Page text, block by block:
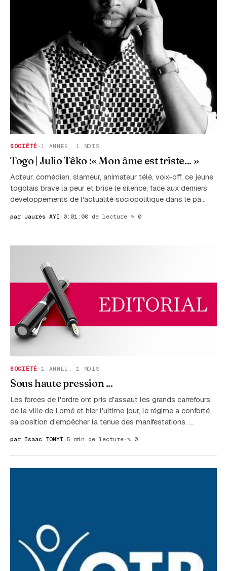
SOCIÉTÉ ·1 ANNÉE, 1 MOIS
Togo | Julio Têko :« Mon âme est triste... »
Acteur, comédien, slameur, animateur télé, voix-off, ce jeune
togolais brave la peur et brise le silence, face aux derniers
développements de l'actualité sociopolitique dans le pa…
par Jaurès AYI · 0:01:00 de lecture · ✎ 0
SOCIÉTÉ ·1 ANNÉE, 1 MOIS
Sous haute pression ...
Les forces de l'ordre ont pris d'assaut les grands carrefours
de la ville de Lomé et hier l'ultime jour, le régime a conforté
sa position d'empêcher la tenue des manifestations. …
par Isaac TONYI · 5 min de lecture · ✎ 0